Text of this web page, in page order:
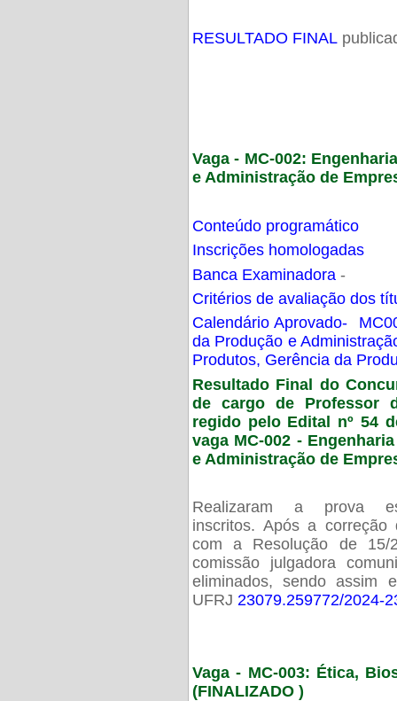
RESULTADO FINAL
Vaga - MC-002:
e Administração de
Conteúdo programático
Inscrições homologadas
Banca Examinadora -
Critérios de avaliação dos
Calendário Aprovado-
da Produção e
Produtos, Gerência da
Resultado Final do
de cargo de Professor
regido pelo Edital nº 54
vaga MC-002 -
e Administração de
Realizaram a prova
inscritos. Após a
com a Resolução de 15/
comissão julgadora
eliminados, sendo assim
UFRJ 23079.259772/2024-
Vaga - MC-003: Ética,
(FINALIZADO )